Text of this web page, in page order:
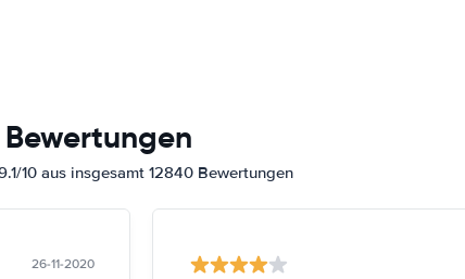
10 aus insgesamt 12840 Bewertungen
26-11-2020